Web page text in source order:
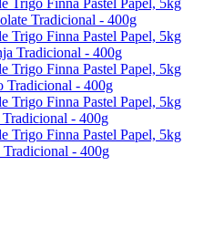
Tradicional - 400g
Tradicional - 400g
Tradicional - 400g
Tradicional - 400g
- 400g